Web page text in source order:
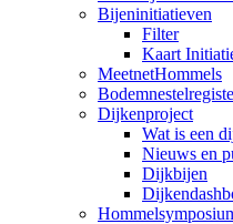
Bijeninitiatieven
Filter
Kaart
MeetnetHommels
Dijkenproject
Wat is een
Nieuws en
Dijkbijen